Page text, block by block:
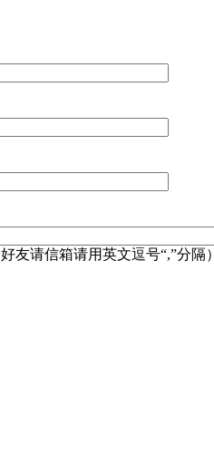
好友请信箱请用英文逗号“,”分隔）